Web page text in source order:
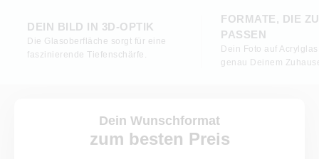
DEIN BILD IN 3D-OPTIK
Die Glasoberfläche sorgt für eine
faszinierende Tiefenschärfe.
FORMATE, DIE
PASSEN
Dein Foto auf
genau Deinem
Dein Wunschformat
zum besten Preis